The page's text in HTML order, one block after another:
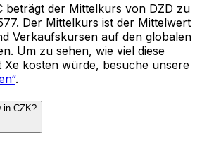
beträgt der Mittelkurs von DZD zu
Verkaufskursen auf den globalen
Um zu sehen, wie viel diese
Xe kosten würde, besuche unsere
.
in CZK?